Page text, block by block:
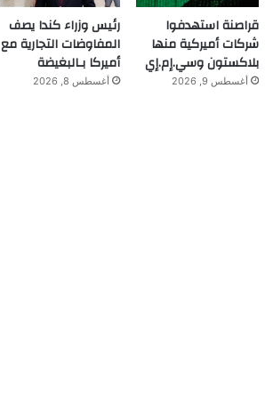
قراصنة استهدفوا
شركات أميركية منها
بلاكستون وسي.إم.إي
أغسطس 9, 2026
رئيس وزراء كندا يصف
المفاوضات التجارية مع
أميركا بـالبغيضة
أغسطس 8, 2026